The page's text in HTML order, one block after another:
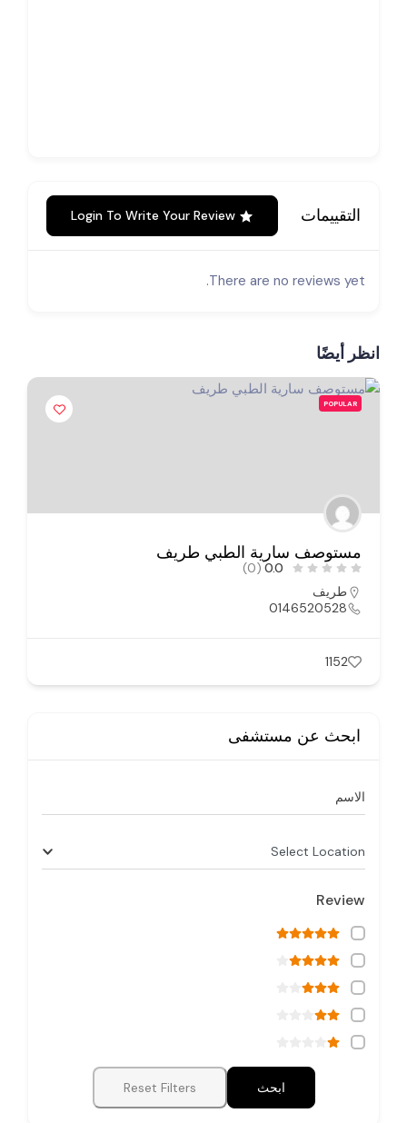
التقييمات Login To Write Your Review
There are no reviews yet.
انظر أيضًا
POPULAR
مستوصف سارية الطبي طريف
0.0
(0)
طريف
0146520528
1152
ابحث عن مستشفى
الاسم
Select Location
Review
ابحث Reset Filters